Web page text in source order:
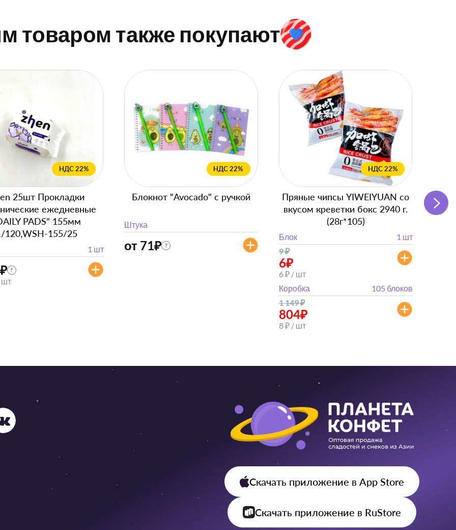
товаром также покупают
НДС 22%
25шт Прокладки
ежедневные
PADS" 155мм
120,WSH-155/25
1 шт
₽ ?
шт
НДС 22%
Блокнот "Avocado" с ручкой
Штука
от 71₽ ?
НДС 22%
Пряные чипсы YIWEIYUAN со
вкусом креветки бокс 2940 г.
(28г*105)
Блок
1 шт
9₽
6₽
6 ₽ / шт
Коробка
105 блоков
1 149₽
804₽
8 ₽ / шт
Скачать приложение в App Store
Скачать приложение в RuStore